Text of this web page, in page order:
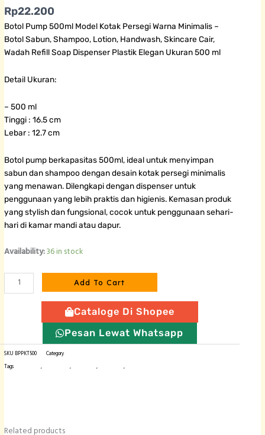
Rp22.200
Botol Pump 500ml Model Kotak Persegi Warna Minimalis –
Botol Sabun, Shampoo, Lotion, Handwash, Skincare Cair,
Wadah Refill Soap Dispenser Plastik Elegan Ukuran 500 ml
Detail Ukuran:
– 500 ml
Tinggi : 16.5 cm
Lebar : 12.7 cm
Botol pump berkapasitas 500ml, ideal untuk menyimpan
sabun dan shampoo dengan desain kotak persegi minimalis
yang menawan. Dilengkapi dengan dispenser untuk
penggunaan yang lebih praktis dan higienis. Kemasan produk
yang stylish dan fungsional, cocok untuk penggunaan sehari-
hari di kamar mandi atau dapur.
Availability:36 in stock
Botol
Putih
Minimalis
quantity
Add To Cart
Cataloge Di Shopee
Pesan Lewat Whatsapp
SKU BPPKT500 Category
Tags
botol import, botol plastik, botol pump, botol sabun,
Related products